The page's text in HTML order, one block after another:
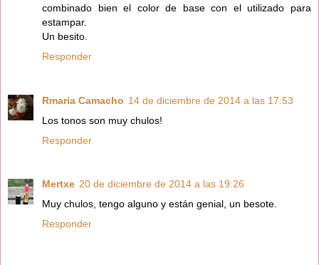
combinado bien el color de base con el utilizado para
estampar.
Un besito.
Responder
Rmaria Camacho 14 de diciembre de 2014 a las 17:53
Los tonos son muy chulos!
Responder
Mertxe 20 de diciembre de 2014 a las 19:26
Muy chulos, tengo alguno y están genial, un besote.
Responder